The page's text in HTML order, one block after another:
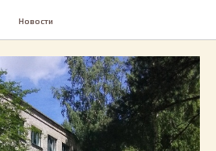
Новости